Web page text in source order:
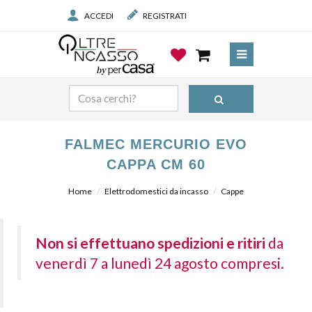
ACCEDI REGISTRATI
FALMEC MERCURIO EVO
CAPPA CM 60
Home Elettrodomestici da incasso Cappe
Non si effettuano spedizioni e ritiri da
venerdì 7 a lunedì 24 agosto compresi.